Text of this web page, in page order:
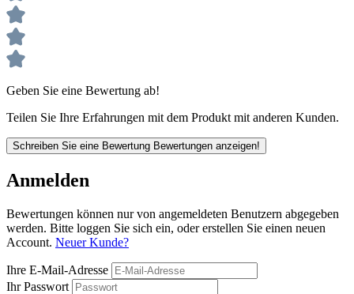
Geben Sie eine Bewertung ab!
Teilen Sie Ihre Erfahrungen mit dem Produkt mit anderen Kunden.
Schreiben Sie eine Bewertung Bewertungen anzeigen!
Anmelden
Bewertungen können nur von angemeldeten Benutzern abgegeben
werden. Bitte loggen Sie sich ein, oder erstellen Sie einen neuen
Account. Neuer Kunde?
Ihre E-Mail-Adresse
Ihr Passwort